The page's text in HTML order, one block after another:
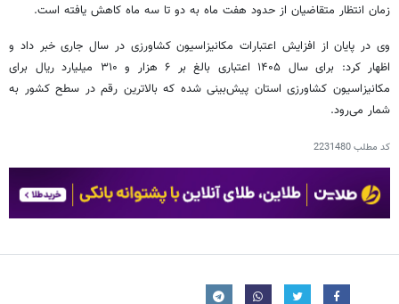
زمان انتظار متقاضیان از حدود هفت ماه به دو تا سه ماه کاهش یافته است.
وی در پایان از افزایش اعتبارات مکانیزاسیون کشاورزی در سال جاری خبر داد و
اظهار کرد: برای سال ۱۴۰۵ اعتباری بالغ بر ۶ هزار و ۳۱۰ میلیارد ریال برای
مکانیزاسیون کشاورزی استان پیش‌بینی شده که بالاترین رقم در سطح کشور به
شمار می‌رود.
کد مطلب2231480